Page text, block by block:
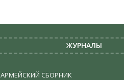
ЖУРНАЛЫ
АРМЕЙСКИЙ СБОРНИК